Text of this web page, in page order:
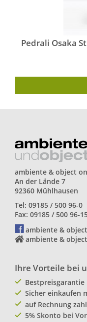
Pedrali Osaka
ambiente & object
An der Lände 7
92360 Mühlhausen
Tel: 09185 / 500 96-0
Fax: 09185 / 500 96-
ambiente &
ambiente &
Ihre Vorteile bei
Bestpreisgarantie
Sicher einkaufen
auf Rechnung
5% Skonto bei